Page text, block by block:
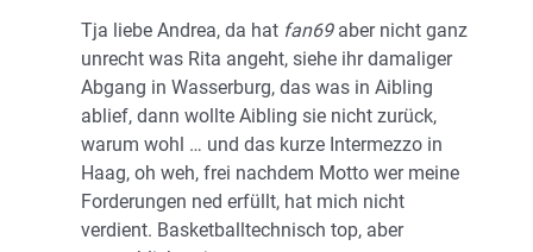
Tja liebe Andrea, da hat fan69aber nicht ganz
unrecht was Rita angeht, siehe ihr damaliger
Abgang in Wasserburg, das was in Aibling
ablief, dann wollte Aibling sie nicht zurück,
warum wohl … und das kurze Intermezzo in
Haag, oh weh, frei nachdem Motto wer meine
Forderungen ned erfüllt, hat mich nicht
verdient. Basketballtechnisch top, aber